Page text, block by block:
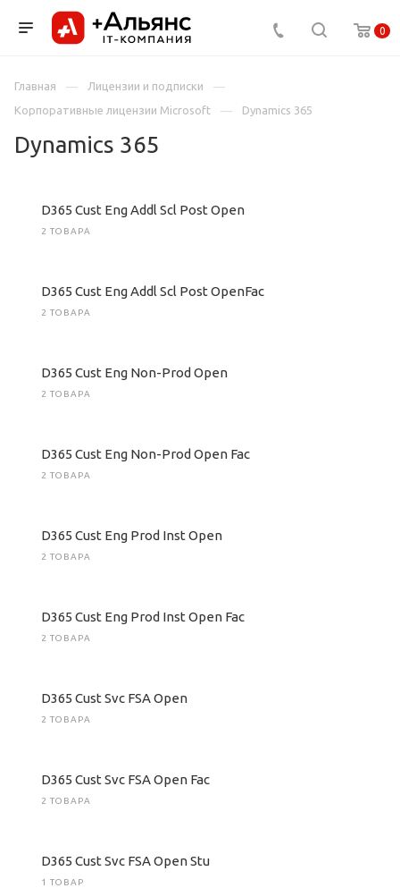
0
Главная
Лицензии и подписки
Корпоративные лицензии Microsoft
Dynamics 365
Dynamics 365
D365 Cust Eng Addl Scl Post Open
2 ТОВАРА
D365 Cust Eng Addl Scl Post OpenFac
2 ТОВАРА
D365 Cust Eng Non-Prod Open
2 ТОВАРА
D365 Cust Eng Non-Prod Open Fac
2 ТОВАРА
D365 Cust Eng Prod Inst Open
2 ТОВАРА
D365 Cust Eng Prod Inst Open Fac
2 ТОВАРА
D365 Cust Svc FSA Open
2 ТОВАРА
D365 Cust Svc FSA Open Fac
2 ТОВАРА
D365 Cust Svc FSA Open Stu
1 ТОВАР